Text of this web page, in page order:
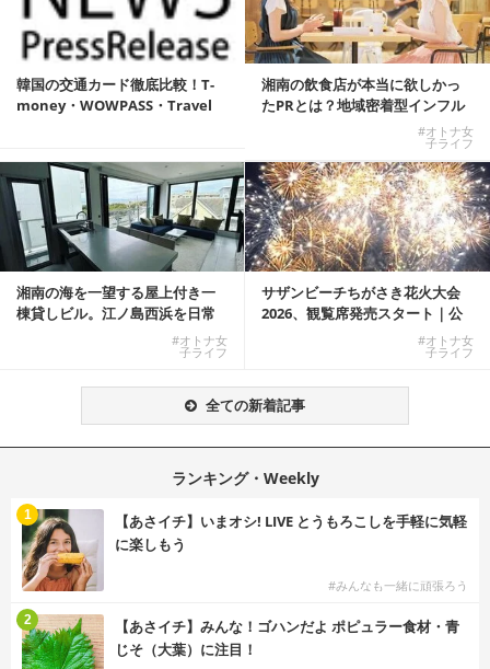
韓国の交通カード徹底比較！T-
money・WOWPASS・Travel
湘南の飲食店が本当に欲しかっ
たPRとは？地域密着型インフル
#オトナ女
子ライフ
湘南の海を一望する屋上付き一
棟貸しビル。江ノ島西浜を日常
#オトナ女
子ライフ
サザンビーチちがさき花火大会
2026、観覧席発売スタート｜公
#オトナ女
子ライフ
全ての新着記事
ランキング・Weekly
【あさイチ】いまオシ! LIVE とうもろこしを手軽に気軽
に楽しもう
#みんなも一緒に頑張ろう
1
【あさイチ】みんな！ゴハンだよ ポピュラー食材・青
じそ（大葉）に注目！
2